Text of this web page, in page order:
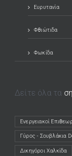
Ευρυτανία
Φθιώτιδα
Φωκίδα
Δείτε όλα τα
Ενεργειακοί
(opens in a new tab)
Γύρος - Σουβλάκια
(opens in a new tab)
Δικηγόροι Χαλκίδα
(opens in a new tab)